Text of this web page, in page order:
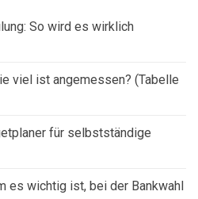
So wird es wirklich
viel ist angemessen? (Tabelle
für selbstständige
es wichtig ist, bei der Bankwahl